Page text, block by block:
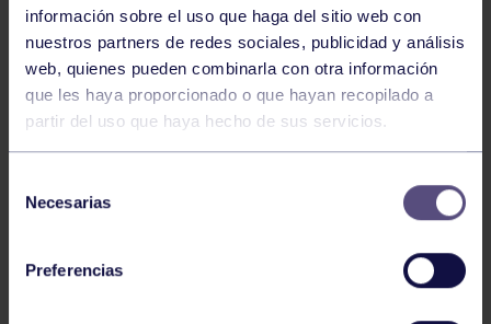
información sobre el uso que haga del sitio web con
nuestros partners de redes sociales, publicidad y análisis
web, quienes pueden combinarla con otra información
que les haya proporcionado o que hayan recopilado a
partir del uso que haya hecho de sus servicios.
Necesarias
Preferencias
Hockey 28 Jul 2026
MUNDIAL